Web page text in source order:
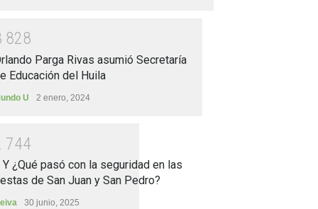
828
Parga Rivas asumió Secretaría
Educación del Huila
U 2 enero, 2024
744
Y ¿Qué pasó con la seguridad en las
de San Juan y San Pedro?
30 junio, 2025